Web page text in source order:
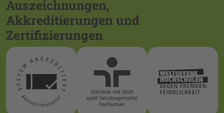
Auszeichnungen,
Akkreditierungen und
Zertifizierungen